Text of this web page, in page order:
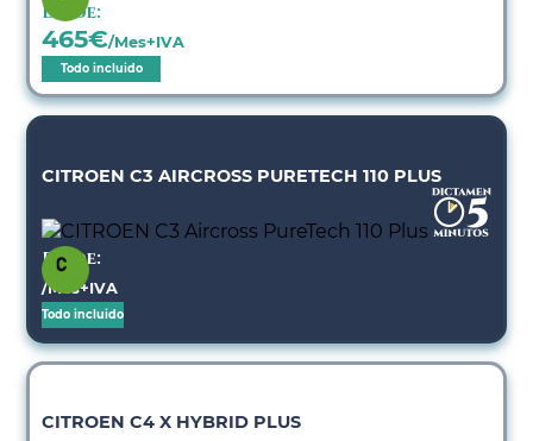
Desde:
465€/Mes+IVA
Todo incluido
CITROEN C3 AIRCROSS PURETECH 110 PLUS
Desde:
/Mes+IVA
Todo incluido
CITROEN C4 X HYBRID PLUS